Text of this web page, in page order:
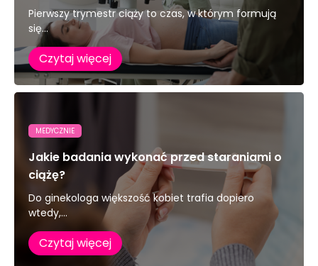
Pierwszy trymestr ciąży to czas, w którym formują
się...
Czytaj więcej
MEDYCZNIE
Jakie badania wykonać przed staraniami o
ciążę?
Do ginekologa większość kobiet trafia dopiero
wtedy,...
Czytaj więcej